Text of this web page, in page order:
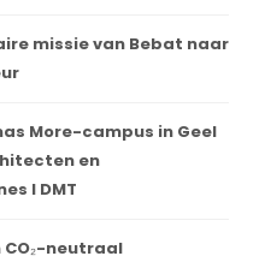
missie van Bebat naar
More-campus in Geel
en
I DMT
neutraal